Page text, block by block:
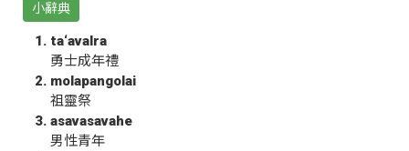
小辭典
ta‘avalra
勇士成年禮
molapangolai
祖靈祭
asavasavahe
男性青年